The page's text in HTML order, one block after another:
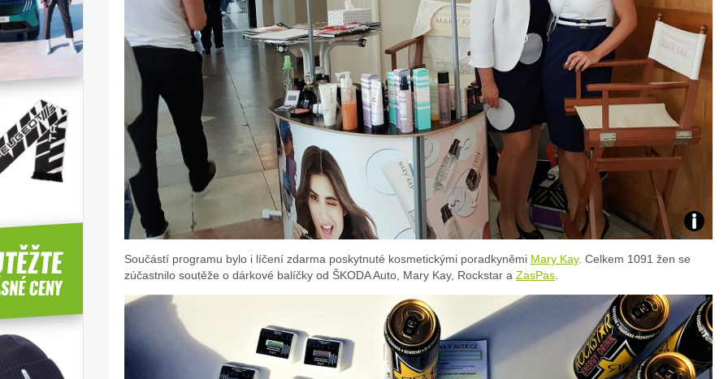
Foto:
webu
Součástí programu bylo i líčení zdarma poskytnuté kosmetickými poradkyněmi Mary Kay. Celkem 1091 žen se
zúčastnilo soutěže o dárkové balíčky od ŠKODA Auto, Mary Kay, Rockstar a ZasPas